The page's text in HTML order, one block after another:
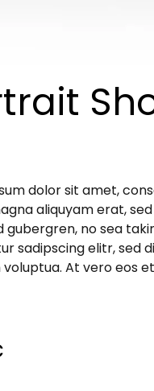
dolor sit amet,
aliquyam erat,
gubergren, no sea
sadipscing elitr, sed
voluptua. At vero eos